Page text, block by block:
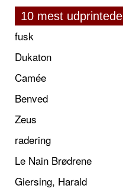
10 mest udprintede
fusk
Dukaton
Camée
Benved
Zeus
radering
Le Nain Brødrene
Giersing, Harald